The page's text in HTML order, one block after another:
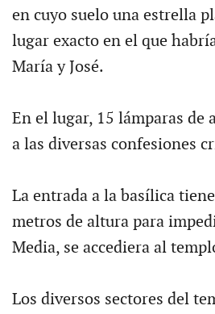
en cuyo suelo una estrella
lugar exacto en el que
María y José.
En el lugar, 15 lámparas de
a las diversas confesiones
La entrada a la basílica
metros de altura para
Media, se accediera al
Los diversos sectores del